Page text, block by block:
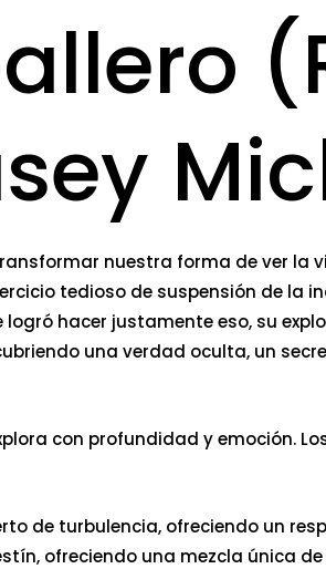
nuestra forma de ver la
tedioso de suspensión de la
hacer justamente eso, su
una verdad oculta, un
con profundidad y emoción.
de turbulencia, ofreciendo un
ofreciendo una mezcla única